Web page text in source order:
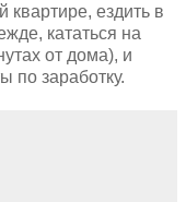
ездить в
кататься на
от дома), и
по заработку.